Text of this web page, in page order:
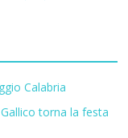
Calabria
torna la festa